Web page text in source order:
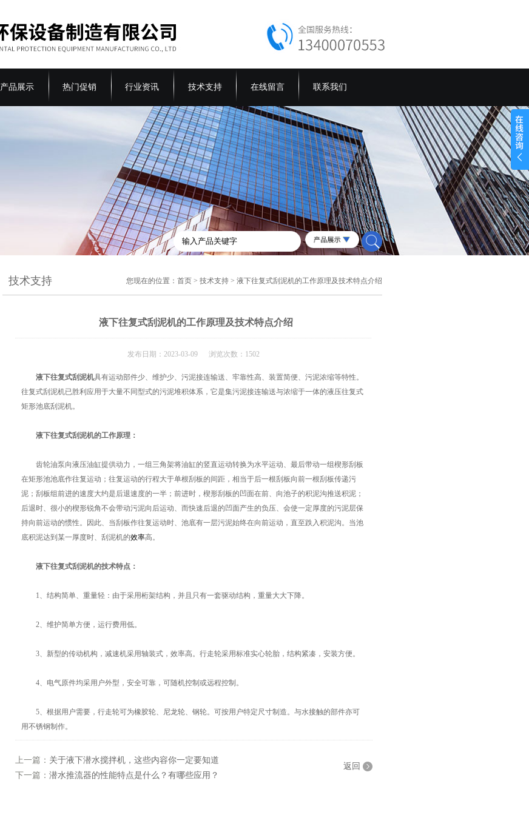
产品展示 热门促销 行业资讯 技术支持 在线留言 联系我们
技术支持 您现在的位置：首页 >技术支持 > 液下往复式刮泥机的工作原理及技术特点介绍
液下往复式刮泥机的工作原理及技术特点介绍
发布日期：2023-03-09 浏览次数：1502
液下往复式刮泥机具有运动部件少、维护少、污泥接连输送、牢靠性高、装置简便、污泥浓缩等特性。
往复式刮泥机已胜利应用于大量不同型式的污泥堆积体系，它是集污泥接连输送与浓缩于一体的液压往复式
矩形池底刮泥机。
液下往复式刮泥机的工作原理：
齿轮油泵向液压油缸提供动力，一组三角架将油缸的竖直运动转换为水平运动、最后带动一组楔形刮板
在矩形池池底作往复运动；往复运动的行程大于单根刮板的间距，相当于后一根刮板向前一根刮板传递污
泥；刮板组前进的速度大约是后退速度的一半；前进时，楔形刮板的凹面在前、向池子的积泥沟推送积泥；
后退时、很小的楔形锐角不会带动污泥向后运动、而快速后退的凹面产生的负压、会使一定厚度的污泥层保
持向前运动的惯性。因此、当刮板作往复运动时、池底有一层污泥始终在向前运动，直至跌入积泥沟。当池
底积泥达到某一厚度时、刮泥机的效率高。
液下往复式刮泥机的技术特点：
1、结构简单、重量轻：由于采用桁架结构，并且只有一套驱动结构，重量大大下降。
2、维护简单方便，运行费用低。
3、新型的传动机构，减速机采用轴装式，效率高。行走轮采用标准实心轮胎，结构紧凑，安装方便。
4、电气原件均采用户外型，安全可靠，可随机控制或远程控制。
5、根据用户需要，行走轮可为橡胶轮、尼龙轮、钢轮。可按用户特定尺寸制造。与水接触的部件亦可
用不锈钢制作。
上一篇： 关于液下潜水搅拌机，这些内容你一定要知道
下一篇： 潜水推流器的性能特点是什么？有哪些应用？
返回